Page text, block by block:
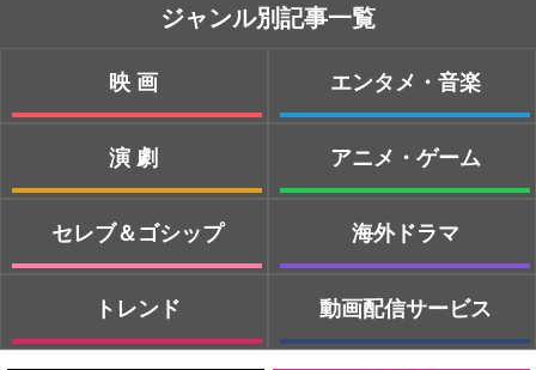
ジャンル別記事一覧
映画
演劇
セレブ＆ゴシップ
トレンド
エンタメ・音楽
アニメ・ゲーム
海外ドラマ
動画配信サービス